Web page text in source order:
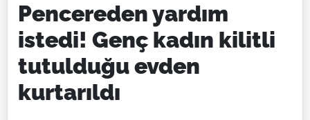
Pencereden yardım
istedi! Genç kadın kilitli
tutulduğu evden
kurtarıldı